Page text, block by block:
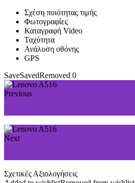
Σχέση ποιότητας τιμής
Φωτογραφίες
Καταγραφή Video
Ταχύτητα
Ανάλυση οθόνης
GPS
SaveSavedRemoved 0
Previous
Next
Σχετικές Αξιολογήσεις